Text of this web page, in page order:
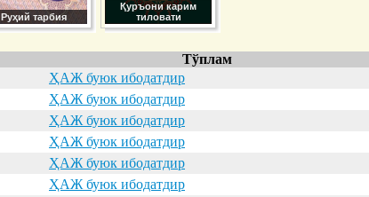
Руҳий тарбия
Қуръони карим
тиловати
Тўплам
ҲАЖ буюк ибодатдир
ҲАЖ буюк ибодатдир
ҲАЖ буюк ибодатдир
ҲАЖ буюк ибодатдир
ҲАЖ буюк ибодатдир
ҲАЖ буюк ибодатдир